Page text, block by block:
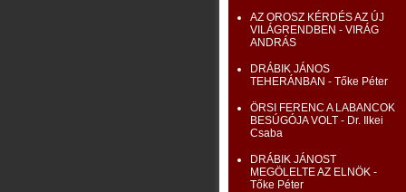
AZ OROSZ KÉRDÉS AZ ÚJ
VILÁGRENDBEN - VIRÁG
ANDRÁS
DRÁBIK JÁNOS
TEHERÁNBAN - Tőke Péter
ÖRSI FERENC A LABANCOK
BESÚGÓJA VOLT - Dr. Ilkei
Csaba
DRÁBIK JÁNOST
MEGÖLELTE AZ ELNÖK -
Tőke Péter